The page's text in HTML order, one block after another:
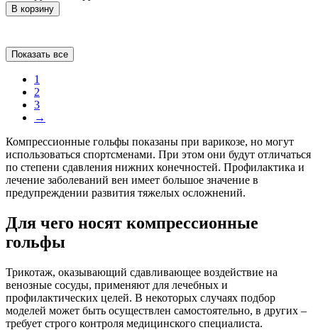
В корзину
Показать все
1
2
3
→
Компрессионные гольфы показаны при варикозе, но могут
использоваться спортсменами. При этом они будут отличаться
по степени сдавления нижних конечностей. Профилактика и
лечение заболеваний вен имеет большое значение в
предупреждении развития тяжелых осложнений.
Для чего носят компрессионные
гольфы
Трикотаж, оказывающий сдавливающее воздействие на
венозные сосуды, применяют для лечебных и
профилактических целей. В некоторых случаях подбор
моделей может быть осуществлен самостоятельно, в других –
требует строго контроля медицинского специалиста.